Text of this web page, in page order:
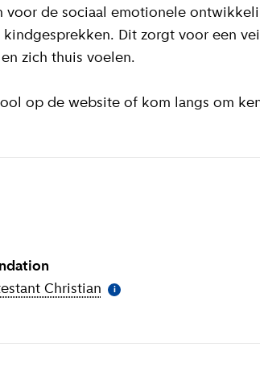
voor de sociaal emotionele
Dit zorgt voor een
zich thuis voelen.
op de website of kom langs om
Christian More information
i